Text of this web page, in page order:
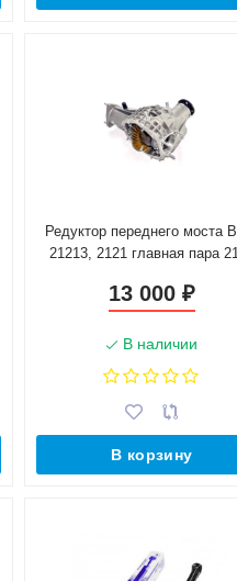
Редуктор переднего моста
21213, 2121 главная пара
13 000 ₽
В наличии
В корзину